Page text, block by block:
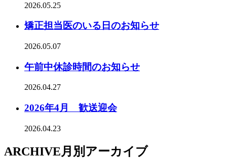
2026.05.25
矯正担当医のいる日のお知らせ
2026.05.07
午前中休診時間のお知らせ
2026.04.27
2026年4月 歓送迎会
2026.04.23
ARCHIVE月別アーカイブ